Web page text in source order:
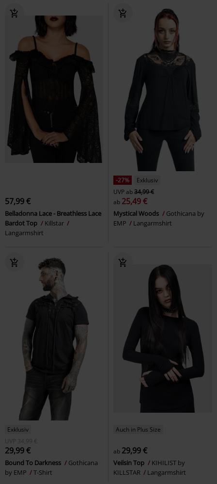
57,99 €
Belladonna Lace - Breathless Lace
Bardot Top
Killstar
Langarmshirt
-27%
Exklusiv
UVPab34,99 €
ab 25,49 €
Mystical Woods
Gothicana by
EMP
Langarmshirt
Exklusiv
UVP
34,99 €
29,99 €
Bound To Darkness
Gothicana
by EMP
T-Shirt
Auch in Plus Size
ab 29,99 €
Veilsin Top
KIHILIST by
KILLSTAR
Langarmshirt